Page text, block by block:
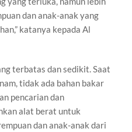
dan anak-anak yang
katanya kepada Al
terbatas dan sedikit. Saat
tidak ada bahan bakar
pencarian dan
alat berat untuk
dan anak-anak dari